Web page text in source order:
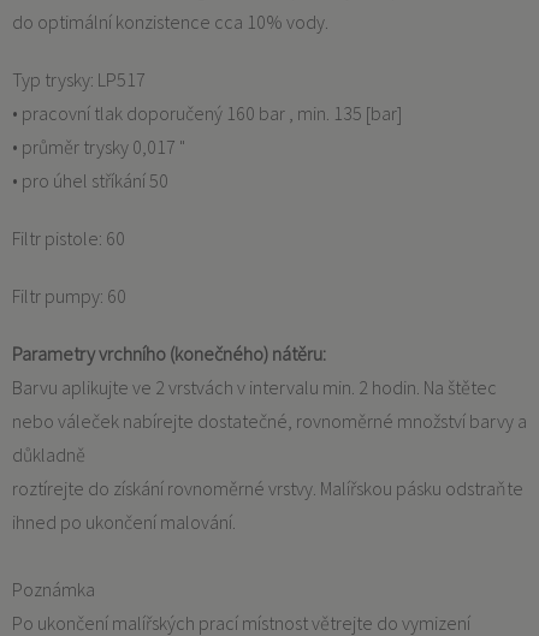
do optimální konzistence cca 10% vody.
Typ trysky: LP517
• pracovní tlak doporučený 160 bar , min. 135 [bar]
• průměr trysky 0,017 "
• pro úhel stříkání 50
Filtr pistole: 60
Filtr pumpy: 60
Parametry vrchního (konečného) nátěru:
Barvu aplikujte ve 2 vrstvách v intervalu min. 2 hodin. Na štětec
nebo váleček nabírejte dostatečné, rovnoměrné množství barvy a
důkladně
roztírejte do získání rovnoměrné vrstvy. Malířskou pásku odstraňte
ihned po ukončení malování.
Poznámka
Po ukončení malířských prací místnost větrejte do vymizení